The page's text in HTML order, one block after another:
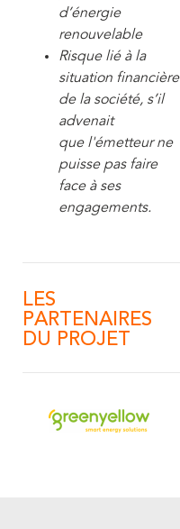
d’énergie
renouvelable
Risque lié à la
situation financière
de la société, s’il
advenait
que l'émetteur ne
puisse pas faire
face à ses
engagements.
LES
PARTENAIRES
DU PROJET